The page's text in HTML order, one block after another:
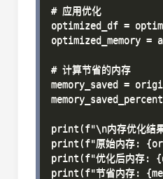
# 应用优化
optimized_df =
optimized_memory =
# 计算节省的内存
memory_saved =
print(f"\n内存优化结
print(f"原始内存:
print(f"优化后内存:
print(f"节省内存: